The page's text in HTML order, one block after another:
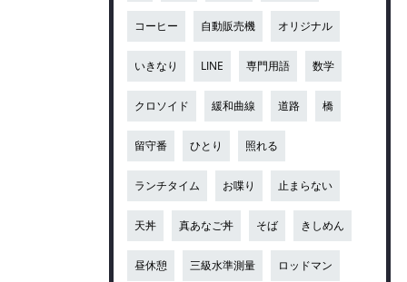
コーヒー 自動販売機 オリジナル
いきなり LINE 専門用語 数学
クロソイド 緩和曲線 道路 橋
留守番 ひとり 照れる
ランチタイム お喋り 止まらない
天丼 真あなご丼 そば きしめん
昼休憩 三級水準測量 ロッドマン